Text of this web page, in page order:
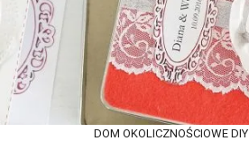
DOM OKOLICZNOŚCIOWE DIY